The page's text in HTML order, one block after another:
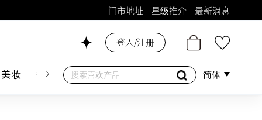
门市地址 星级推介 最新消息
妆 香水香薰 个人护理 母婴护理 游戏及精品
登入/注册
简体